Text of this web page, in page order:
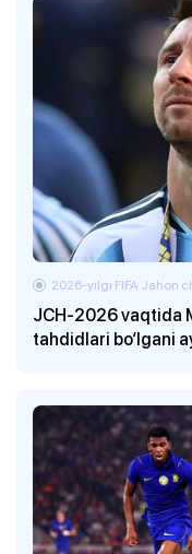
JCH-2026 vaqtida
tahdidlari bo‘lgani
2026-yilgi FIFA Jahon